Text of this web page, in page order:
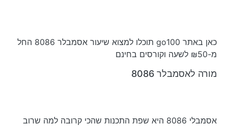
כאן באתר go100 תוכלו למצוא שיעור אסמבלר 8086 החל
מ-₪50 לשעה וקורסים בחינם
מורה לאסמבלר 8086
אסמבלי 8086 היא שפת התכנות שהכי קרובה למה שרוב